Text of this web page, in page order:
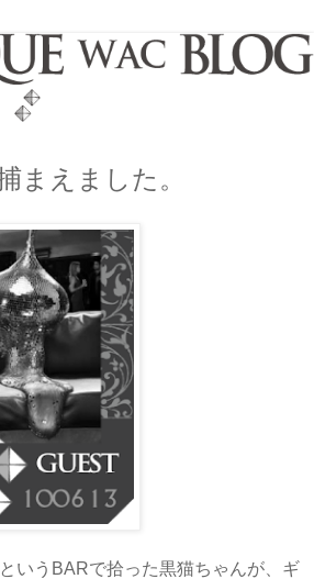
まえました。
というBARで拾った黒猫ちゃんが、ギ